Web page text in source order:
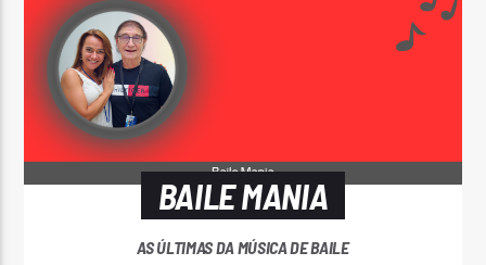
BAILE MANIA
AS ÚLTIMAS DA MÚSICA DE BAILE